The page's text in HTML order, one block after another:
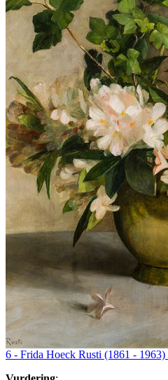
6 - Frida Hoeck Rusti (1861 - 1963)